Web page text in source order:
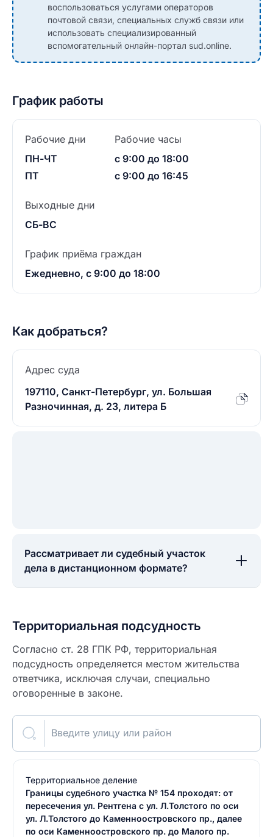
воспользоваться услугами операторов
почтовой связи, специальных служб связи или
использовать специализированный
вспомогательный онлайн-портал sud.online.
График работы
Рабочие дни
ПН-ЧТ
ПТ
Рабочие часы
с 9:00 до 18:00
с 9:00 до 16:45
Выходные дни
СБ-ВС
График приёма граждан
Ежедневно, с 9:00 до 18:00
Как добраться?
Адрес суда
197110, Санкт-Петербург, ул. Большая
Разночинная, д. 23, литера Б
Рассматривает ли судебный участок
дела в дистанционном формате?
Территориальная подсудность
Согласно ст. 28 ГПК РФ, территориальная
подсудность определяется местом жительства
ответчика, исключая случаи, специально
оговоренные в законе.
Введите улицу или район
Территориальное деление
Границы судебного участка № 154 проходят: от
пересечения ул. Рентгена с ул. Л.Толстого по оси
ул. Л.Толстого до Каменноостровского пр., далее
по оси Каменноостровского пр. до Малого пр.